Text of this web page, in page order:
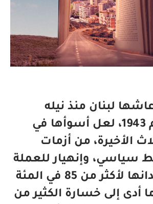
لبنان منذ نيله
إستقلاله عام 1943، لعل أسوأها في
الأخيرة، من أزمات
سياسي، وإنهيار للعملة
الوطنية وفقدانها لأكثر من 85 في المئة
أدى إلى خسارة الكثير من